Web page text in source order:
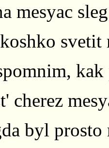
mesyac
svetit
cherez
byl prosto